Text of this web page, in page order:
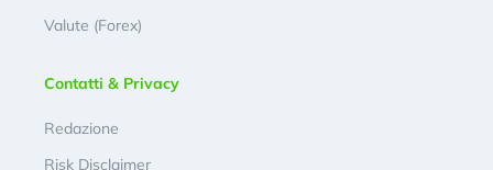
Valute (Forex)
Contatti & Privacy
Redazione
Risk Disclaimer